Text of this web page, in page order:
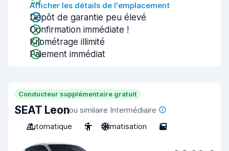
Afficher les détails de l'emplacement
Dépôt de garantie peu élevé
Confirmation immédiate !
Kilométrage illimité
Paiement immédiat
Conducteur supplémentaire gratuit
SEAT Leonou similaire Intermédiaire
Automatique
5 Climatisation 5